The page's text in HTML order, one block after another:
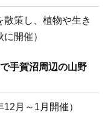
策し、植物や生き
開催）
手賀沼周辺の山野
月～1月開催）